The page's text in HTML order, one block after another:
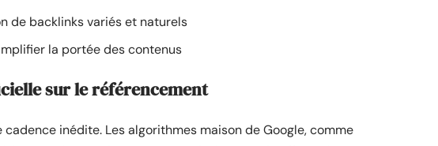
de backlinks variés et naturels
la portée des contenus
sur le référencement
cadence inédite. Les algorithmes maison de Google, comme